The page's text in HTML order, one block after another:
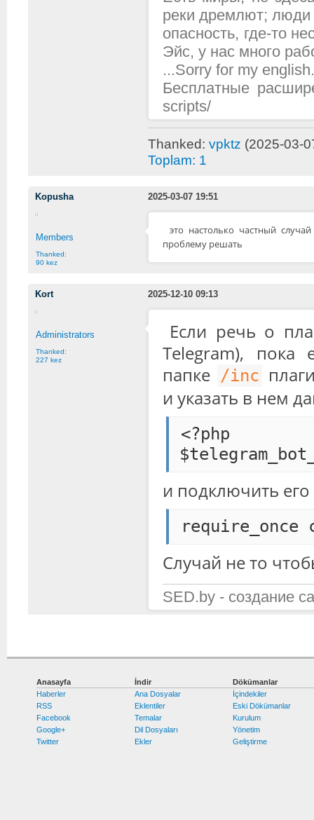
реки дремлют; люди
опасность, где-то
Эйс, у нас много
...Sorry for my
Бесплатные
scripts/
Thanked: vpktz (2025-03-
Toplam: 1
Kopusha 2025-03-07 19:51
Members
Thanked:
90 kez
это настолько частный
проблему решать
Kort 2025-12-10 09:13
Administrators
Thanked:
227 kez
Если речь о
Telegram), пока
папке /inc
и указать в нем
<?php
и подключить его
Случай не то
SED.by - создание
Anasayfa
Haberler
RSS
Facebook
Google+
Twitter
İndir
Ana Dosyalar
Eklentiler
Temalar
Dil Dosyaları
Ekler
Dökümanlar
İçindekiler
Eski Dökümanlar
Kurulum
Yönetim
Geliştirme